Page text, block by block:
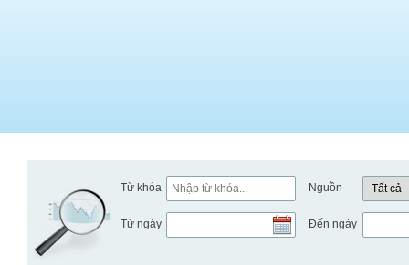
Từ khóa Nguồn
Từ ngày Đến ngày